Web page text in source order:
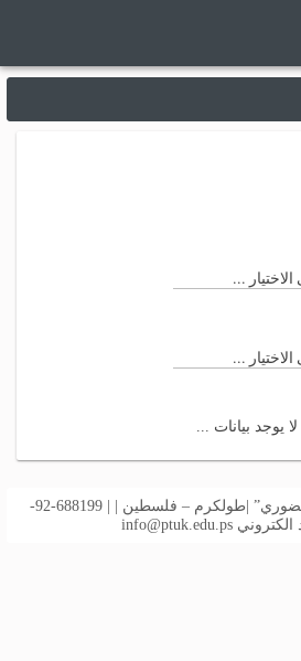
...
...
لا يوجد بيانات ...
جامعة فلسطين التقنية “خضوري” |طولكرم – فلسطين | | 688199-92-
info@ptuk.edu.ps